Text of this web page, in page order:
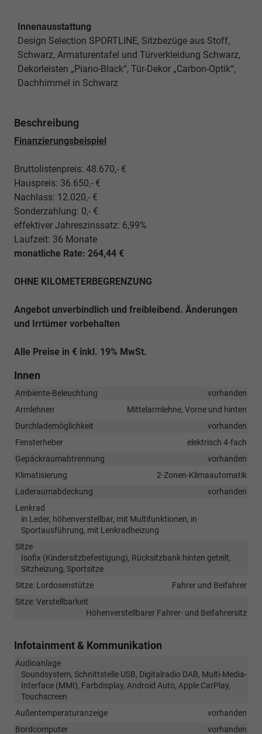
Innenausstattung
Design Selection SPORTLINE, Sitzbezüge aus Stoff,
Schwarz, Armaturentafel und Türverkleidung Schwarz,
Dekorleisten „Piano-Black“, Tür-Dekor „Carbon-Optik“,
Dachhimmel in Schwarz
Beschreibung
Finanzierungsbeispiel
Bruttolistenpreis: 48.670,- €
Hauspreis: 36.650,- €
Nachlass: 12.020,- €
Sonderzahlung: 0,- €
effektiver Jahreszinssatz: 6,99%
Laufzeit: 36 Monate
monatliche Rate: 264,44 €
OHNE KILOMETERBEGRENZUNG
Angebot unverbindlich und freibleibend. Änderungen
und Irrtümer vorbehalten
Alle Preise in € inkl. 19% MwSt.
Innen
Ambiente-Beleuchtung
vorhanden
Armlehnen
Mittelarmlehne, Vorne und hinten
Durchlademöglichkeit
vorhanden
Fensterheber
elektrisch 4-fach
Gepäckraumabtrennung
vorhanden
Klimatisierung
2-Zonen-Klimaautomatik
Laderaumabdeckung
vorhanden
Lenkrad
in Leder, höhenverstellbar, mit Multifunktionen, in
Sportausführung, mit Lenkradheizung
Sitze
Isofix (Kindersitzbefestigung), Rücksitzbank hinten geteilt,
Sitzheizung, Sportsitze
Sitze: Lordosenstütze
Fahrer und Beifahrer
Sitze: Verstellbarkeit
Höhenverstellbarer Fahrer- und Beifahrersitz
Infotainment & Kommunikation
Audioanlage
Soundsystem, Schnittstelle USB, Digitalradio DAB, Multi-Media-
Interface (MMI), Farbdisplay, Android Auto, Apple CarPlay,
Touchscreen
Außentemperaturanzeige
vorhanden
Bordcomputer
vorhanden